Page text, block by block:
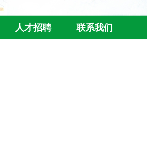
人才招聘 联系我们